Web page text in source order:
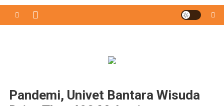
Pandemi, Univet Bantara Wisuda